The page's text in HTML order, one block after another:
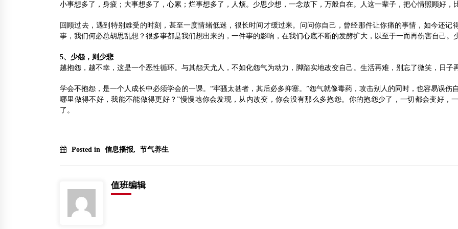
小事想多了，身疲；大事想多了，心累；烂事想多了，人烦。少思少想，一念放下，万般自在。人这一辈子，把心情照顾好，
回顾过去，遇到特别难受的时刻，甚至一度情绪低迷，很长时间才缓过来。问问你自己，曾经那件让你痛的事情，如今还
事，我们何必总胡思乱想？很多事都是我们想出来的，一件事的影响，在我们心底不断的发酵扩大，以至于一而再伤害自己
5、少怨，则少悲
越抱怨，越不幸，这是一个恶性循环。与其怨天尤人，不如化怨气为动力，脚踏实地改变自己。生活再难，别忘了微笑，日子
学会不抱怨，是一个人成长中必须学会的一课。“牢骚太甚者，其后必多抑塞。”怨气就像毒药，攻击别人的同时，也容易误伤
哪里做得不好，我能不能做得更好？”慢慢地你会发现，从内改变，你会没有那么多抱怨。你的抱怨少了，一切都会变好，
了。
Posted in 信息播报, 节气养生
值班编辑